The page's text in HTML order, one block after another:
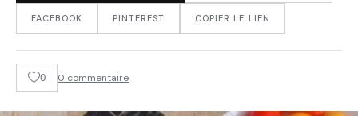
FACEBOOK PINTEREST COPIER LE LIEN
0 0 commentaire